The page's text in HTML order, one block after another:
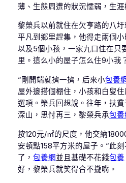
薄、生態周遭的狀況懦弱，生涯
黎榮兵以前就住在欠亨路的八
平凡到鄉里趕集，他得走兩個
以及5個小孩，一家九口住在只
里。這么小的屋子怎么住9小我
“剛開端就擠一擠，后來小包養
屋外邊搭個棚住，小孩和白叟
選項。榮兵回想說。往年，扶
深山，思忖再三，黎榮兵承包養
按120元/㎡的尺度，他交納
安頓點158平方米的屋子。“此
了， 包養網並且基礎不花錢包養
好，黎榮兵就笑得合不攏嘴。